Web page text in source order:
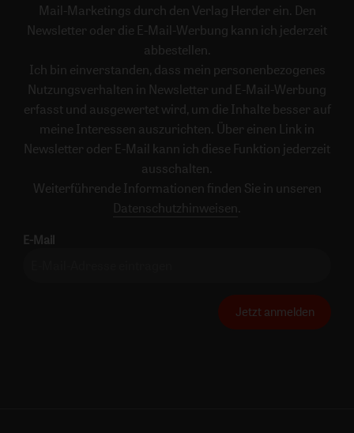
Mail-Marketings durch den Verlag Herder ein. Den
Newsletter oder die E-Mail-Werbung kann ich jederzeit
abbestellen.
Ich bin einverstanden, dass mein personenbezogenes
Nutzungsverhalten in Newsletter und E-Mail-Werbung
erfasst und ausgewertet wird, um die Inhalte besser auf
meine Interessen auszurichten. Über einen Link in
Newsletter oder E-Mail kann ich diese Funktion jederzeit
ausschalten.
Weiterführende Informationen finden Sie in unseren
Datenschutzhinweisen .
E-Mail
Jetzt anmelden